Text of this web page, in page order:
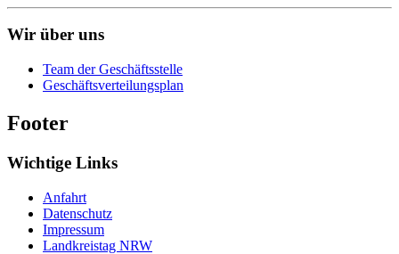
Wir über uns
Team der Geschäftsstelle
Geschäftsverteilungsplan
Footer
Wichtige Links
Anfahrt
Datenschutz
Impressum
Landkreistag NRW